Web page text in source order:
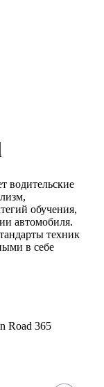
водительские
обучения,
автомобиля.
техник
в себе
Road 365